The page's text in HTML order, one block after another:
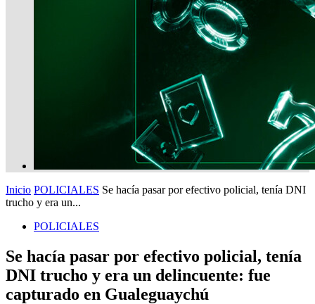
Inicio POLICIALES Se hacía pasar por efectivo policial, tenía DNI
trucho y era un...
POLICIALES
Se hacía pasar por efectivo policial, tenía
DNI trucho y era un delincuente: fue
capturado en Gualeguaychú